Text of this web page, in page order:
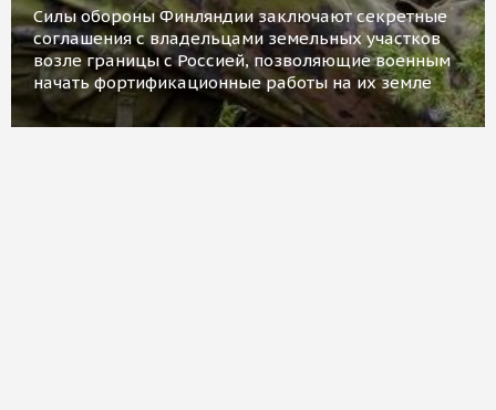
Силы обороны Финляндии заключают секретные
соглашения с владельцами земельных участков
возле границы с Россией, позволяющие военным
начать фортификационные работы на их земле